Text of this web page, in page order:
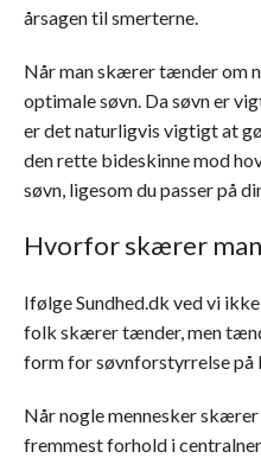
årsagen til smerterne.
Når man skærer tænder om
optimale søvn. Da søvn er
er det naturligvis vigtigt at
den rette bideskinne mod
søvn, ligesom du passer på
Hvorfor skærer
Ifølge Sundhed.dk ved vi
folk skærer tænder, men
form for søvnforstyrrelse på
Når nogle mennesker
fremmest forhold i